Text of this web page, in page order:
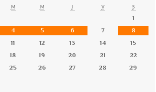
M M J V S
1
4 5 6 7
8
11 12 13 14
15
18 19 20 21
22
25 26 27 28
29